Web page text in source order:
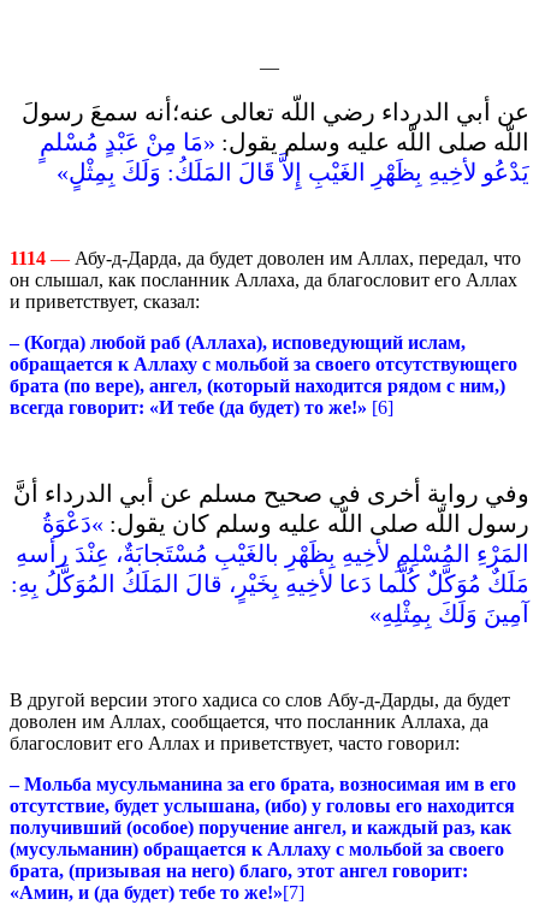
—
عن أبي الدرداء رضي اللّه تعالى عنه؛أنه سمعَ رسولَ
اللّه صلى اللّه عليه وسلم يقول‏:‏ ‏ «‏مَا مِنْ عَبْدٍ مُسْلمٍ
يَدْعُو لأخِيهِ بِظَهْرِ الغَيْبِ إِلاَّ قَالَ المَلَكُ‏:‏ وَلَكَ بِمِثْلٍ‏»‏
1114 — Абу-д-Дарда, да будет доволен им Аллах, передал, что
он слышал, как посланник Аллаха, да благословит его Аллах
и приветствует, сказал:
– (Когда) любой раб (Аллаха), исповедующий ислам,
обращается к Аллаху с мольбой за своего отсутствующего
брата (по вере), ангел, (который находится рядом с ним,)
всегда говорит: «И тебе (да будет) то же!» [6]
وفي رواية أخرى في صحيح مسلم عن أبي الدرداء أنَّ
رسول اللّه صلى اللّه عليه وسلم كان يقول‏: ‏ ‏»‏دَعْوَةُ
المَرْءِ المُسْلِمِ لأخِيهِ بِظَهْرِ بالغَيْبِ مُسْتَجابَةٌ، عِنْدَ رأسهِ
مَلَكٌ مُوَكَّلٌ كُلَّما دَعا لأخِيهِ بِخَيْرٍ، قالَ المَلَكُ المُوَكَّلُ بِهِ‏:‏
آمِينَ وَلَكَ بِمِثْلِهِ‏»‏ ‏
В другой версии этого хадиса со слов Абу-д-Дарды, да будет
доволен им Аллах, сообщается, что посланник Аллаха, да
благословит его Аллах и приветствует, часто говорил:
– Мольба мусульманина за его брата, возносимая им в его
отсутствие, будет услышана, (ибо) у головы его находится
получивший (особое) поручение ангел, и каждый раз, как
(мусульманин) обращается к Аллаху с мольбой за своего
брата, (призывая на него) благо, этот ангел говорит:
«Амин, и (да будет) тебе то же!»[7]